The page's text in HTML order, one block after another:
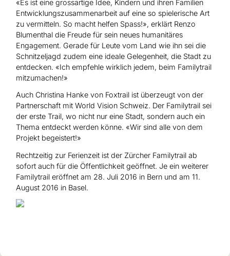
«Es ist eine grossartige Idee, Kindern und ihren Familien
Entwicklungszusammenarbeit auf eine so spielerische Art
zu vermitteln. So macht helfen Spass!», erklärt Renzo
Blumenthal die Freude für sein neues humanitäres
Engagement. Gerade für Leute vom Land wie ihn sei die
Schnitzeljagd zudem eine ideale Gelegenheit, die Stadt zu
entdecken. «Ich empfehle wirklich jedem, beim Familytrail
mitzumachen!»
Auch Christina Hanke von Foxtrail ist überzeugt von der
Partnerschaft mit World Vision Schweiz. Der Familytrail sei
der erste Trail, wo nicht nur eine Stadt, sondern auch ein
Thema entdeckt werden könne. «Wir sind alle von dem
Projekt begeistert!»
Rechtzeitig zur Ferienzeit ist der Zürcher Familytrail ab
sofort auch für die Öffentlichkeit geöffnet. Je ein weiterer
Familytrail eröffnet am 28. Juli 2016 in Bern und am 11.
August 2016 in Basel.